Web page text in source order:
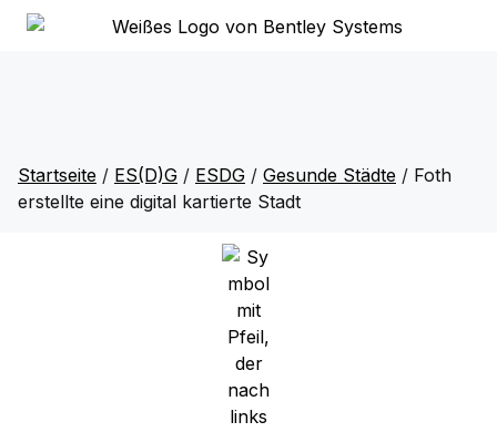
Startseite / ES(D)G / ESDG / Gesunde Städte / Foth
erstellte eine digital kartierte Stadt